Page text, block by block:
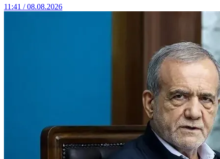
11:41 / 08.08.2026